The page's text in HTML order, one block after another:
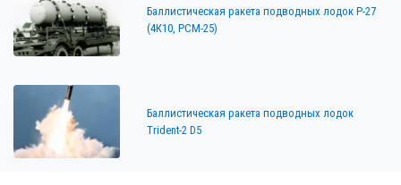
Баллистическая ракета подводных лодок Р-27
(4К10, РСМ-25)
Баллистическая ракета подводных лодок
Trident-2 D5